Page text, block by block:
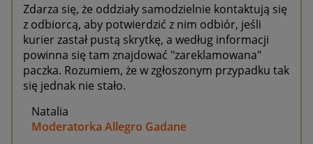
Zdarza się, że oddziały samodzielnie kontaktują się
z odbiorcą, aby potwierdzić z nim odbiór, jeśli
kurier zastał pustą skrytkę, a według informacji
powinna się tam znajdować "zareklamowana"
paczka. Rozumiem, że w zgłoszonym przypadku tak
się jednak nie stało.
Natalia
Moderatorka Allegro Gadane